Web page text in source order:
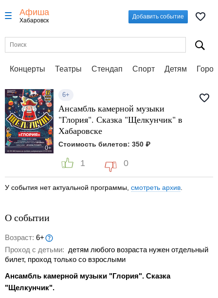
Афиша
Хабаровск
Добавить событие
Концерты Театры Стендап Спорт Детям
6+
Ансамбль камерной музыки
"Глория". Сказка "Щелкунчик" в
Хабаровске
Стоимость билетов: 350 ₽
1 0
У события нет актуальной программы, смотреть архив
О событии
Возраст: 6+
Проход с детьми: детям любого возраста нужен отдельный
билет, проход только со взрослыми
Ансамбль камерной музыки "Глория". Сказка
"Щелкунчик".